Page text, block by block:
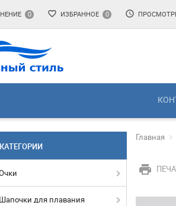
0 favorite_border ИЗБРАННОЕ 0 access_time
КАТЕГОРИИ
Шапочки для плавания
Главная
print